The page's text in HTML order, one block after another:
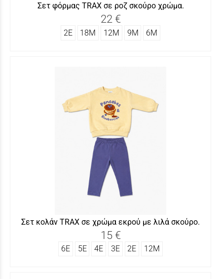
Σετ φόρμας TRAX σε ροζ σκούρο χρώμα.
22 €
2Ε 18Μ 12Μ 9Μ 6Μ
Σετ κολάν TRAX σε χρώμα εκρού με λιλά σκούρο.
15 €
6Ε 5Ε 4Ε 3Ε 2Ε 12Μ